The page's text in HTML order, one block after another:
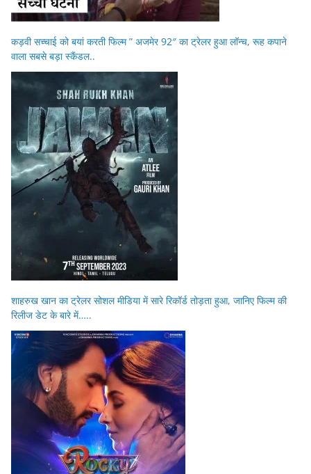
कड़वी सच्चाई को बयां करती फिल्म ” अजमेर 92″ का ट्रेलर हुआ लॉन्च, रूह कपाने
वाला सबसे बड़ा स्कैंडल..
शाहरुख खान का ट्रेलर सोशल मीडिया में सारे रिकॉर्ड तोड़ता हुआ, जानिए फिल्म की
रिलीज डेट के बारे में…..